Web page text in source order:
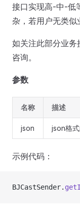
接口实现高-中-低
杂，若用户无类似
如关注此部分业
咨询。
参数
名称 描述
json json格
示例代码：
BJCastSender.